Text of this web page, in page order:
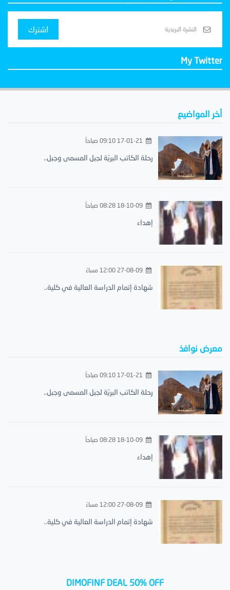
اشترك
My Twitter
أخر المواضيع
رحلة الكاتب البريّة لجبل المسمى وجبل..
18-10-09 08:28 صباحاً
إهداء
27-08-09 12:00 مساءً
شهادة إتمام الدراسة العالية في كلية..
معرض نوافذ
رحلة الكاتب البريّة لجبل المسمى وجبل..
18-10-09 08:28 صباحاً
إهداء
27-08-09 12:00 مساءً
شهادة إتمام الدراسة العالية في كلية..
DIMOFINF DEAL 50% OFF